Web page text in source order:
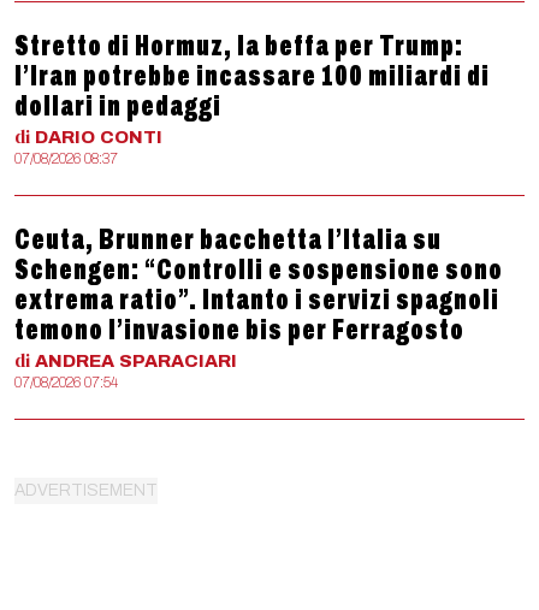
Stretto di Hormuz, la beffa per Trump:
l’Iran potrebbe incassare 100 miliardi di
dollari in pedaggi
di DARIO CONTI
07/08/2026 08:37
Ceuta, Brunner bacchetta l’Italia su
Schengen: “Controlli e sospensione sono
extrema ratio”. Intanto i servizi spagnoli
temono l’invasione bis per Ferragosto
di ANDREA SPARACIARI
07/08/2026 07:54